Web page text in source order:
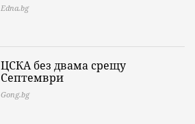
Edna.bg
ЦСКА без двама срещу
Септември
Gong.bg